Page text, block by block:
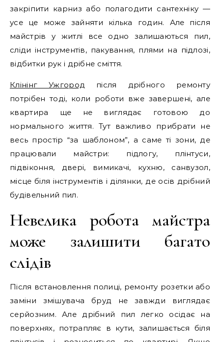
закріпити карниз або полагодити сантехніку —
усе це може зайняти кілька годин. Але після
майстрів у житлі все одно залишаються пил,
сліди інструментів, пакування, плями на підлозі,
відбитки рук і дрібне сміття.
Клінінг Ужгород після дрібного ремонту
потрібен тоді, коли роботи вже завершені, але
квартира ще не виглядає готовою до
нормального життя. Тут важливо прибрати не
весь простір “за шаблоном”, а саме ті зони, де
працювали майстри: підлогу, плінтуси,
підвіконня, двері, вимикачі, кухню, санвузол,
місце біля інструментів і ділянки, де осів дрібний
будівельний пил.
Невелика робота майстра
може залишити багато
слідів
Після встановлення полиці, ремонту розетки або
заміни змішувача бруд не завжди виглядає
серйозним. Але дрібний пил легко осідає на
поверхнях, потрапляє в кути, залишається біля